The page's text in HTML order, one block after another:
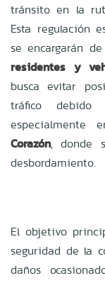
tránsito en la
Esta regulación
se encargarán
residentes y
busca evitar
tráfico
especialmente
Corazón, donde
desbordamiento.
El objetivo
seguridad de la
daños